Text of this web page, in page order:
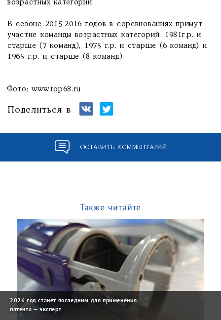
возрастных категорий.
В сезоне 2015-2016 годов в соревнованиях примут
участие команды возрастных категорий: 1981г.р. и
старше (7 команд), 1975 г.р. и старше (6 команд) и
1965 г.р. и старше (8 команд).
Фото: www.top68.ru
Поделиться в
ОСТАВИТЬ КОММЕНТАРИЙ
Также читайте
2026 год станет последним для применения
патента — эксперт